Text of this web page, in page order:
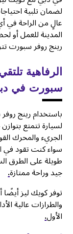
لضمان تلبية
عالٍ من الراحة في
المدينة للعمل أو
رينج روفر سبورت
الرفاهية
سبورت في
باستخدام رينج
لسيارة تتمتع
الجريء والمحرك
سواء كنت تقود في
طويلة على الطرق
جيد وراحة ممتازة.
توفر كويك ليز
والطرازات عالية
الأول.